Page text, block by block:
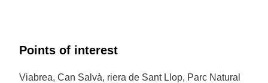
Points of interest
Viabrea, Can Salvà, riera de Sant Llop, Parc Natural